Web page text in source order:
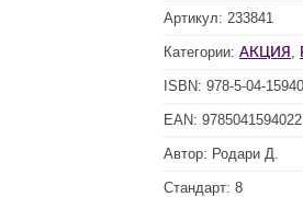
Артикул: 233841
Категории: АКЦИЯ ,
ISBN: 978-5-04-
EAN: 9785041594022
Автор: Родари Д.
Стандарт: 8